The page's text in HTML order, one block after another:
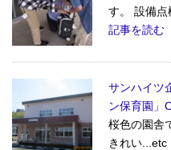
す。 設備
記事を読む
サンハイツ
ン保育園」
桜色の園舎
きれい...etc